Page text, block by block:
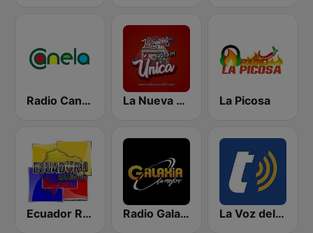
Radio Canela Guayas La Nueva Unica 94.5 FM La Picosa
Ecuador Radio HD Radio Galaxia La Voz del Tomebamba